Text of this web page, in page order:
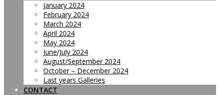
January 2024
February 2024
March 2024
April 2024
May 2024
June/July 2024
August/September 2024
October – December 2024
Last years Galleries
CONTACT